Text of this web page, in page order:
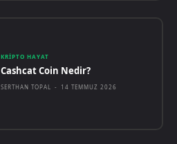
KRIPTO HAYAT
Cashcat Coin Nedir?
SERTHAN TOPAL - 14 TEMMUZ 2026